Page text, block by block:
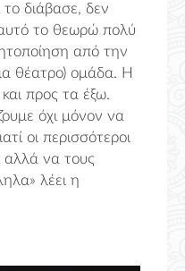
διάβασε, δεν
το θεωρώ πολύ
από την
θέατρο) ομάδα. Η
προς τα έξω.
όχι μόνον να
οι περισσότεροι
αλλά να τους
λέει η